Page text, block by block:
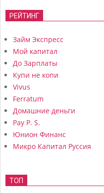
РЕЙТИНГ
Займ Экспресс
Мой капитал
До Зарплаты
Купи не копи
Vivus
Ferratum
Домашние деньги
Pay P. S.
Юнион Финанс
Микро Капитал Руссия
ТОП